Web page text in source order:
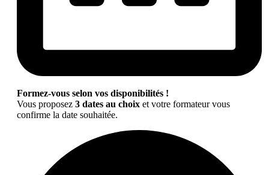
Formez-vous selon vos disponibilités !
Vous proposez 3 dates au choix et votre formateur vous
confirme la date souhaitée.